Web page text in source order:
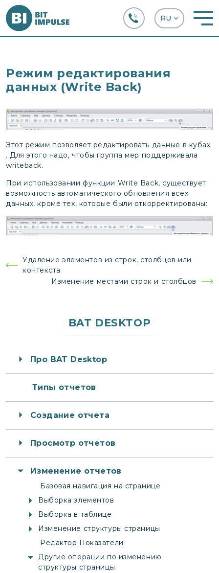
Режим редактирования
данных (Write Back)
Этот режим позволяет редактировать данные в кубах.
. Для этого надо, чтобы группа мер поддерживала
writeback.
При использовании функции Write Back, существует
возможность автоматического обновления всех
данных, кроме тех, которые были откорректированы:
Навигация
записям
Удаление элементов из строк, столбцов или
контекста
Изменение местами строк и столбцов
BAT DESKTOP
Про BAT Desktop
Типы отчетов
Создание отчета
Просмотр отчетов
Изменение отчетов
Базовая навигация на странице
Выборка элементов
Выборка в таблице
Изменение структуры страницы
Редактор Показатели
Другие операции по изменению
структуры страницы